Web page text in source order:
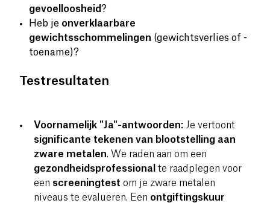
gevoelloosheid?
Heb je onverklaarbare
gewichtsschommelingen (gewichtsverlies of -
toename)?
Testresultaten
Voornamelijk "Ja"-antwoorden: Je vertoont
significante tekenen van blootstelling aan
zware metalen. We raden aan om een
gezondheidsprofessional te raadplegen voor
een screeningtest om je zware metalen
niveaus te evalueren. Een ontgiftingskuur